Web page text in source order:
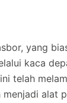
yang
kaca
telah
alat